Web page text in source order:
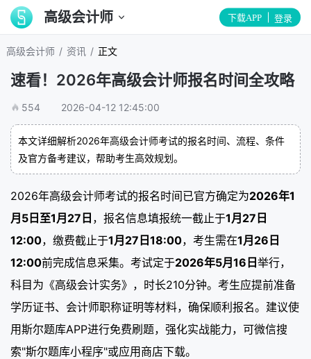
高级会计师 下载APP 登录
高级会计师 / 资讯 / 正文
速看！2026年高级会计师报名时间全攻略
554 2026-04-12 12:45:00
本文详细解析2026年高级会计师考试的报名时间、流程、条件
及官方备考建议，帮助考生高效规划。
2026年高级会计师考试的报名时间已官方确定为2026年1
月5日至1月27日 ，报名信息填报统一截止于1月27日
12:00，缴费截止于1月27日18:00，考生需在1月26日
12:00前完成信息采集。考试定于2026年5月16日举行，
科目为《高级会计实务》，时长210分钟。考生应提前准备
学历证书、会计师职称证明等材料，确保顺利报名。建议使
用斯尔题库APP进行免费刷题，强化实战能力，可微信搜
索"斯尔题库小程序"或应用商店下载。